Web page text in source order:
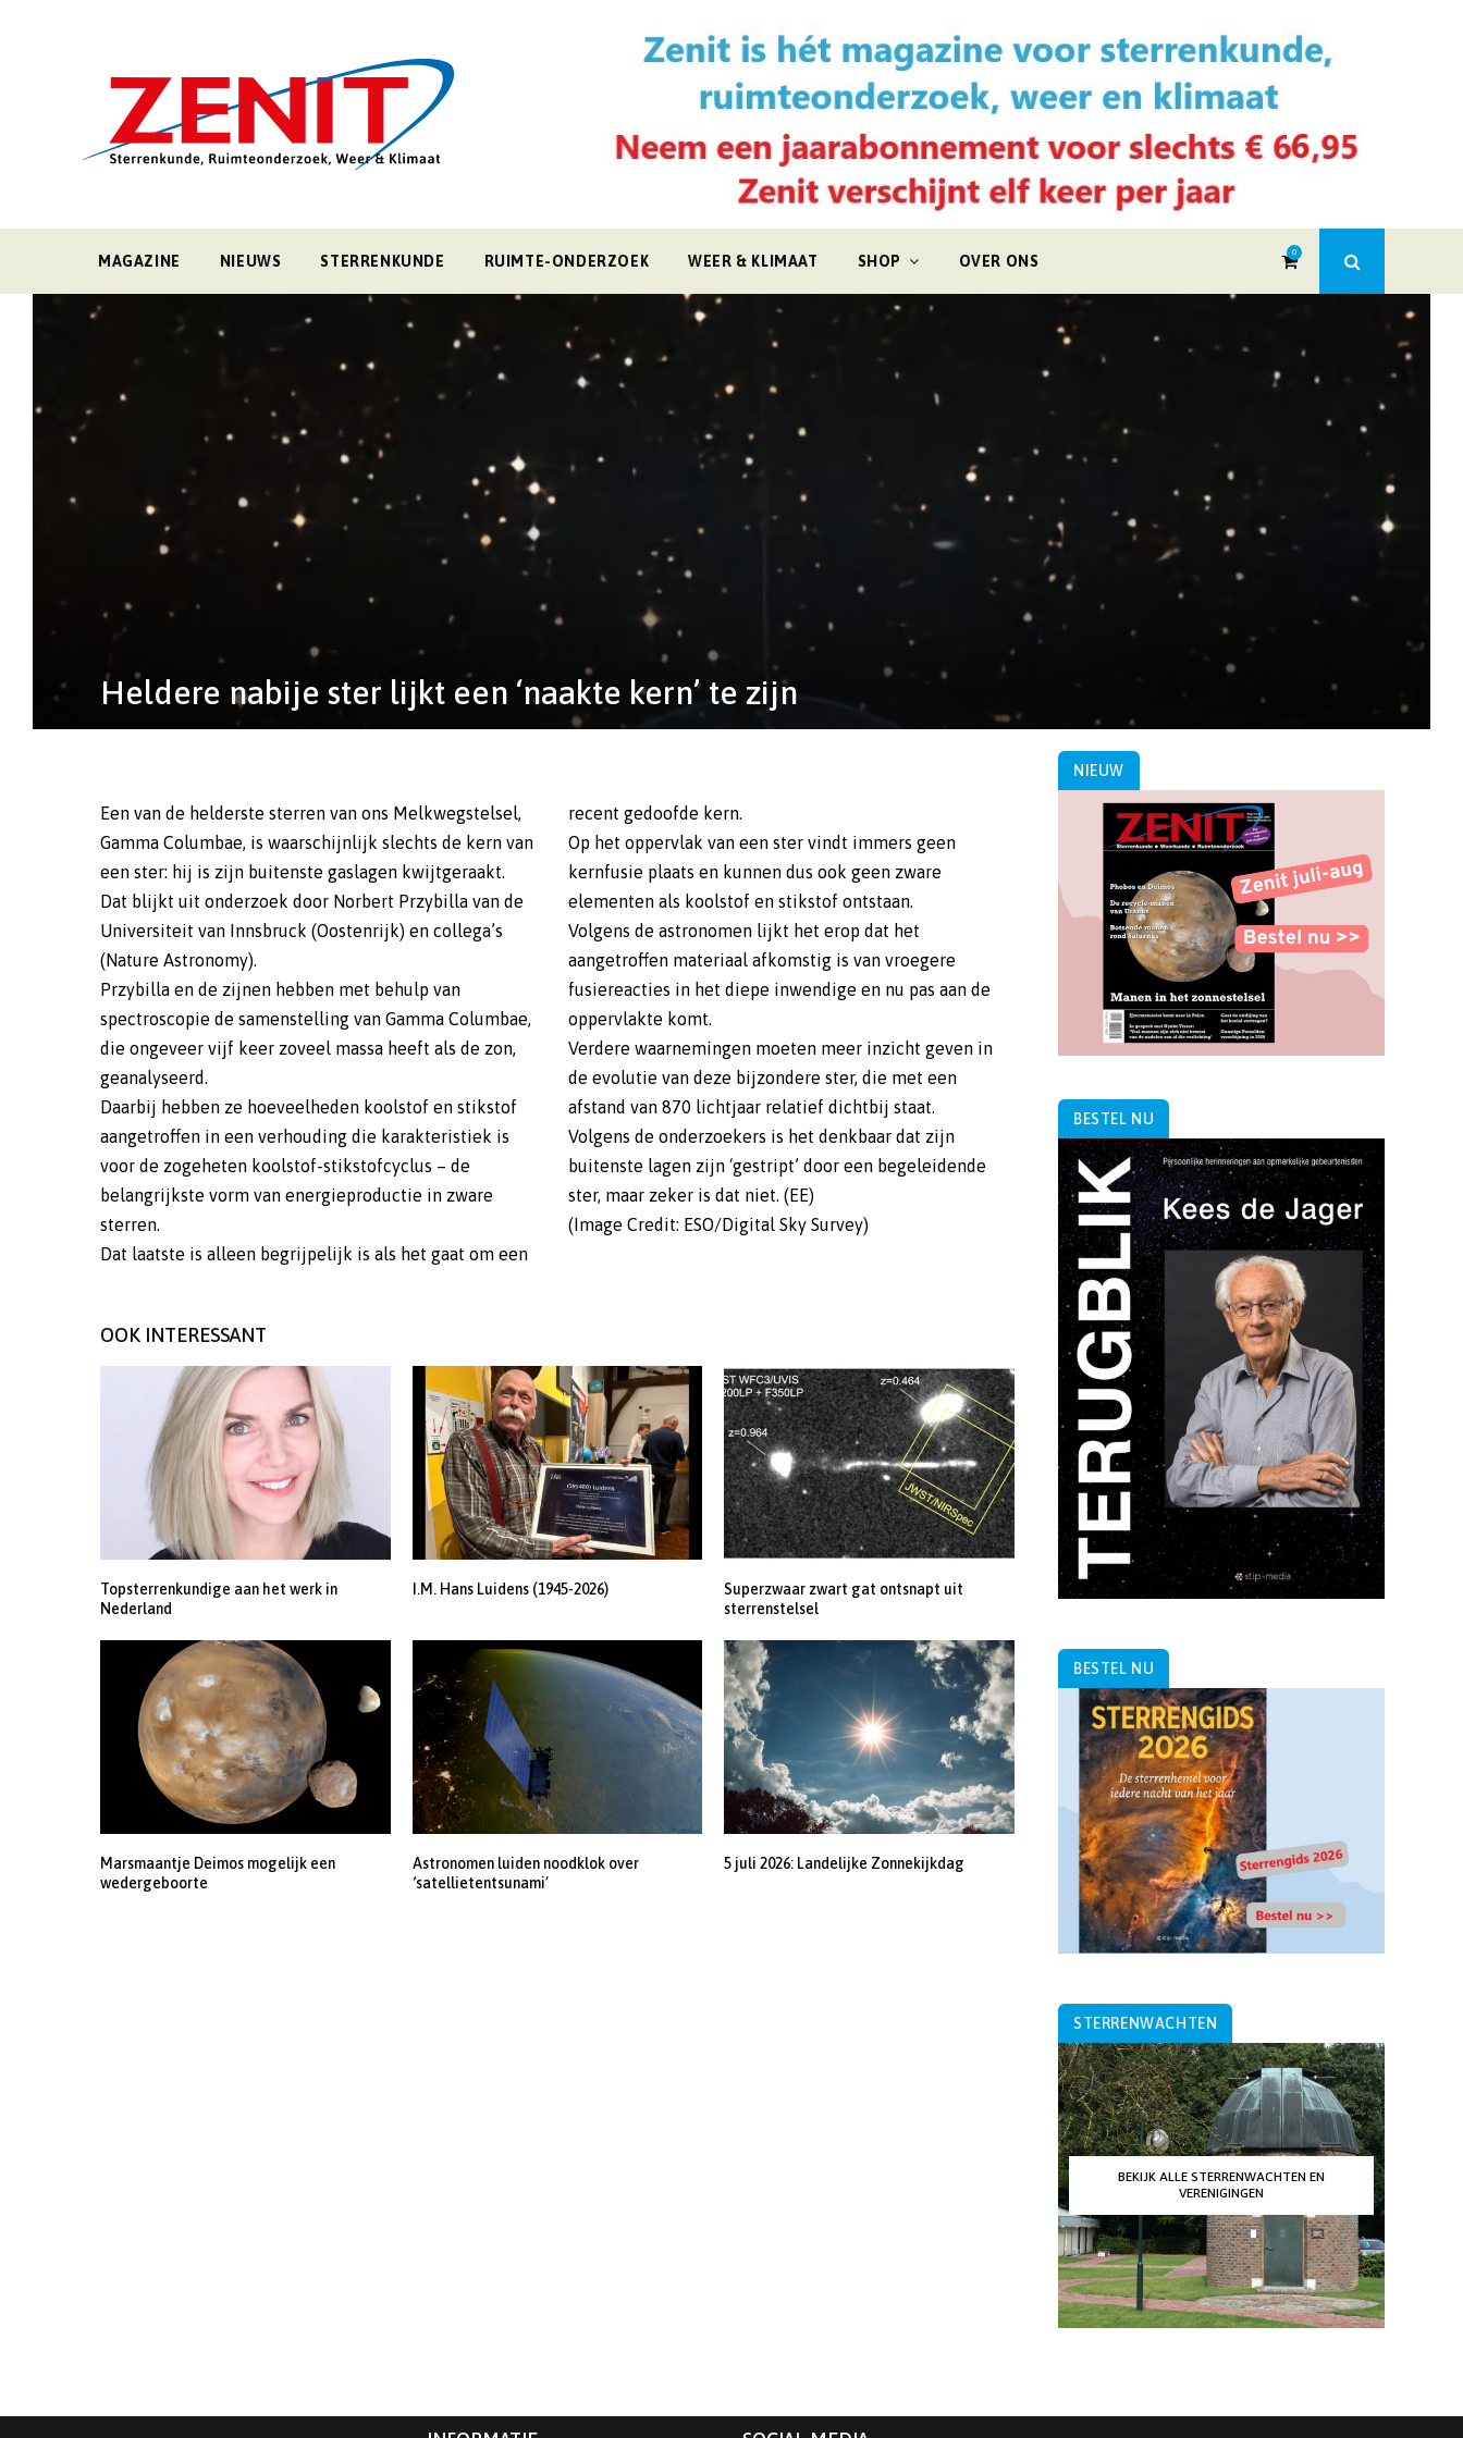
MAGAZINE NIEUWS STERRENKUNDE RUIMTE-ONDERZOEK WEER & KLIMAAT SHOP OVER ONS
0
Heldere nabije ster lijkt een ‘naakte kern’ te zijn
Een van de helderste sterren van ons Melkwegstelsel,
Gamma Columbae, is waarschijnlijk slechts de kern van
een ster: hij is zijn buitenste gaslagen kwijtgeraakt.
Dat blijkt uit onderzoek door Norbert Przybilla van de
Universiteit van Innsbruck (Oostenrijk) en collega’s
(Nature Astronomy).
Przybilla en de zijnen hebben met behulp van
spectroscopie de samenstelling van Gamma Columbae,
die ongeveer vijf keer zoveel massa heeft als de zon,
geanalyseerd.
Daarbij hebben ze hoeveelheden koolstof en stikstof
aangetroffen in een verhouding die karakteristiek is
voor de zogeheten koolstof-stikstofcyclus – de
belangrijkste vorm van energieproductie in zware
sterren.
Dat laatste is alleen begrijpelijk is als het gaat om een
recent gedoofde kern.
Op het oppervlak van een ster vindt immers geen
kernfusie plaats en kunnen dus ook geen zware
elementen als koolstof en stikstof ontstaan.
Volgens de astronomen lijkt het erop dat het
aangetroffen materiaal afkomstig is van vroegere
fusiereacties in het diepe inwendige en nu pas aan de
oppervlakte komt.
Verdere waarnemingen moeten meer inzicht geven in
de evolutie van deze bijzondere ster, die met een
afstand van 870 lichtjaar relatief dichtbij staat.
Volgens de onderzoekers is het denkbaar dat zijn
buitenste lagen zijn ‘gestript’ door een begeleidende
ster, maar zeker is dat niet. (EE)
(Image Credit: ESO/Digital Sky Survey)
OOK INTERESSANT
Topsterrenkundige aan het werk in
Nederland
I.M. Hans Luidens (1945-2026)
Superzwaar zwart gat ontsnapt uit
sterrenstelsel
Marsmaantje Deimos mogelijk een
wedergeboorte
Astronomen luiden noodklok over
‘satellietentsunami’
5 juli 2026: Landelijke Zonnekijkdag
NIEUW
BESTEL NU
BESTEL NU
STERRENWACHTEN
BEKIJK ALLE STERRENWACHTEN EN
VERENIGINGEN